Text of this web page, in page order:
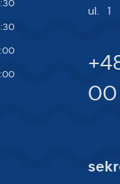
ul. 1
00
i